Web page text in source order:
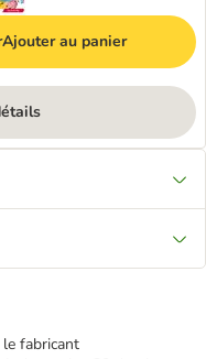
Ajouter au panier
fabricant